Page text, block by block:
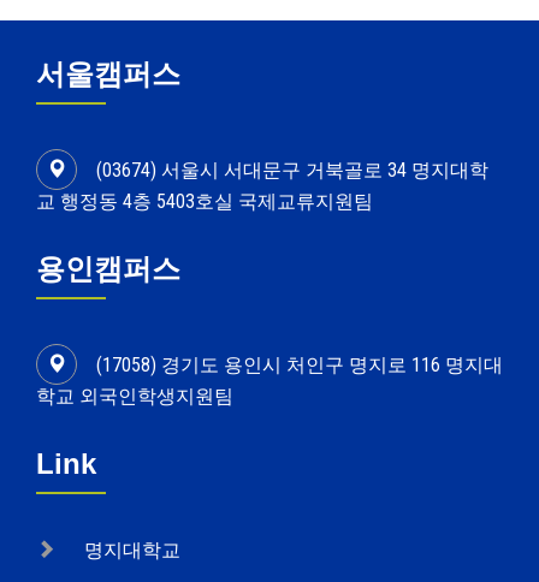
서울캠퍼스
(03674) 서울시 서대문구 거북골로 34 명지대학
교 행정동 4층 5403호실 국제교류지원팀
용인캠퍼스
(17058) 경기도 용인시 처인구 명지로 116 명지대
학교 외국인학생지원팀
Link
명지대학교